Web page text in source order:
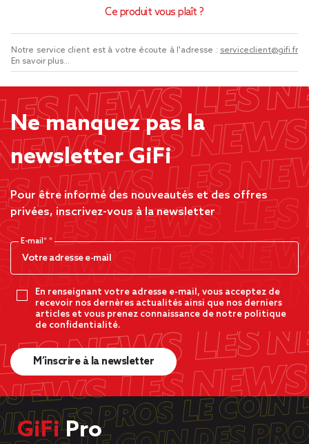
Ce produit vous plaît ?
Notre service client est à votre écoute à l'adresse : serviceclient@gifi.fr
En savoir plus...
Ne manquez pas la
newsletter GiFi
Pour être informé des nouveautés et des offres
privées, inscrivez-vous à la newsletter
E-mail*
En renseignant votre adresse e-mail, vous acceptez de
recevoir nos dernères actualités ainsi que nos derniers
articles et vous prenez connaissance de notre politique
de confidentialité.
M’inscrire à la newsletter
GiFiPro